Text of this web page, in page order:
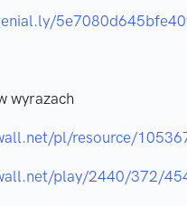
wyrazach
pl/resource/
play/2440/372/